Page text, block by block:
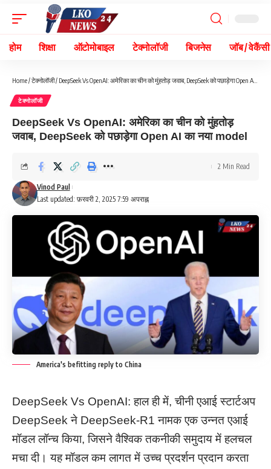
होम शिक्षा ऑटोमोबाइल टेक्नोलॉजी बिजनेस जॉब / वेकैंसी
Home/टेक्नोलॉजी/ DeepSeek Vs OpenAI: अमेरिका का चीन को मुंहतोड़ जवाब, DeepSeek को पछाड़ेगा Open AI का नया model
टेक्नोलॉजी
DeepSeek Vs OpenAI: अमेरिका का चीन को मुंहतोड़
जवाब, DeepSeek को पछाड़ेगा Open AI का नया model
Last updated: फ़रवरी 2, 2025 7:59 अपराह्न
Vinod Paul
2 Min Read
America's befitting reply to China
DeepSeek Vs OpenAI: हाल ही में, चीनी एआई स्टार्टअप
DeepSeek ने DeepSeek-R1 नामक एक उन्नत एआई
मॉडल लॉन्च किया, जिसने वैश्विक तकनीकी समुदाय में हलचल
मचा दी। यह मॉडल कम लागत में उच्च प्रदर्शन प्रदान करता